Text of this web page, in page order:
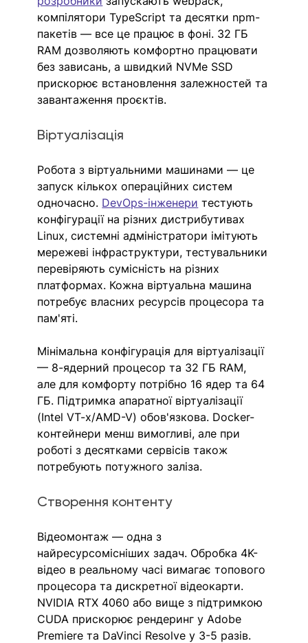
компілятори TypeScript та десятки npm-
пакетів — все це працює в фоні. 32 ГБ
RAM дозволяють комфортно працювати
без зависань, а швидкий NVMe SSD
прискорює встановлення залежностей та
завантаження проєктів.
Віртуалізація
Робота з віртуальними машинами — це
запуск кількох операційних систем
одночасно. DevOps-інженери тестують
конфігурації на різних дистрибутивах
Linux, системні адміністратори імітують
мережеві інфраструктури, тестувальники
перевіряють сумісність на різних
платформах. Кожна віртуальна машина
потребує власних ресурсів процесора та
пам'яті.
Мінімальна конфігурація для віртуалізації
— 8-ядерний процесор та 32 ГБ RAM,
але для комфорту потрібно 16 ядер та 64
ГБ. Підтримка апаратної віртуалізації
(Intel VT-x/AMD-V) обов'язкова. Docker-
контейнери менш вимогливі, але при
роботі з десятками сервісів також
потребують потужного заліза.
Створення контенту
Відеомонтаж — одна з
найресурсомісніших задач. Обробка 4K-
відео в реальному часі вимагає топового
процесора та дискретної відеокарти.
NVIDIA RTX 4060 або вище з підтримкою
CUDA прискорює рендеринг у Adobe
Premiere та DaVinci Resolve у 3-5 разів.